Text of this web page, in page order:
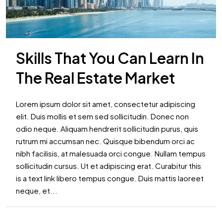
Skills That You Can Learn In
The Real Estate Market
Lorem ipsum dolor sit amet, consectetur adipiscing
elit. Duis mollis et sem sed sollicitudin. Donec non
odio neque. Aliquam hendrerit sollicitudin purus, quis
rutrum mi accumsan nec. Quisque bibendum orci ac
nibh facilisis, at malesuada orci congue. Nullam tempus
sollicitudin cursus. Ut et adipiscing erat. Curabitur this
is a text link libero tempus congue. Duis mattis laoreet
neque, et...